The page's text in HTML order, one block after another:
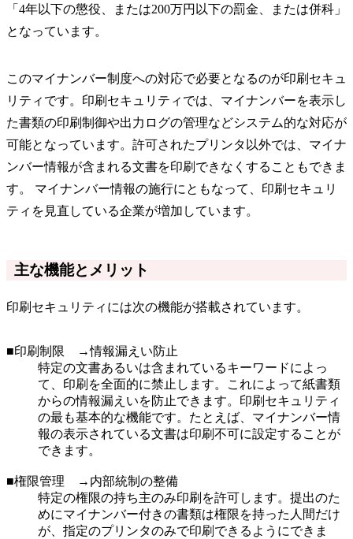
「4年以下の懲役、または200万円以下の罰金、または併科」
となっています。
このマイナンバー制度への対応で必要となるのが印刷セキュ
リティです。印刷セキュリティでは、マイナンバーを表示し
た書類の印刷制御や出力ログの管理などシステム的な対応が
可能となっています。許可されたプリンタ以外では、マイナ
ンバー情報が含まれる文書を印刷できなくすることもできま
す。 マイナンバー情報の施行にともなって、印刷セキュリ
ティを見直している企業が増加しています。
主な機能とメリット
印刷セキュリティには次の機能が搭載されています。
■印刷制限 →情報漏えい防止
特定の文書あるいは含まれているキーワードによっ
て、印刷を全面的に禁止します。これによって紙書類
からの情報漏えいを防止できます。印刷セキュリティ
の最も基本的な機能です。たとえば、マイナンバー情
報の表示されている文書は印刷不可に設定することが
できます。
■権限管理 →内部統制の整備
特定の権限の持ち主のみ印刷を許可します。提出のた
めにマイナンバー付きの書類は権限を持った人間だけ
が、指定のプリンタのみで印刷できるようにできま